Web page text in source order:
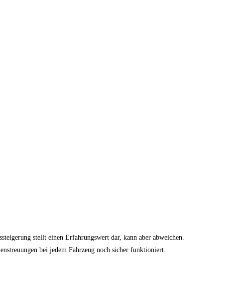
stellt einen Erfahrungswert dar, kann aber abweichen.
bei jedem Fahrzeug noch sicher funktioniert.